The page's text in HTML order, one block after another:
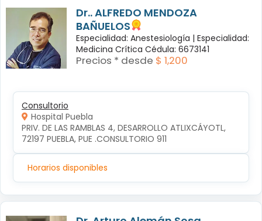
Dr.. ALFREDO MENDOZA
BAÑUELOS
Especialidad: Anestesiología | Especialidad:
Medicina Crítica Cédula: 6673141
Precios * desde $ 1,200
Consultorio
Hospital Puebla
PRIV. DE LAS RAMBLAS 4, DESARROLLO ATLIXCÁYOTL,
72197 PUEBLA, PUE .CONSULTORIO 911
Horarios disponibles